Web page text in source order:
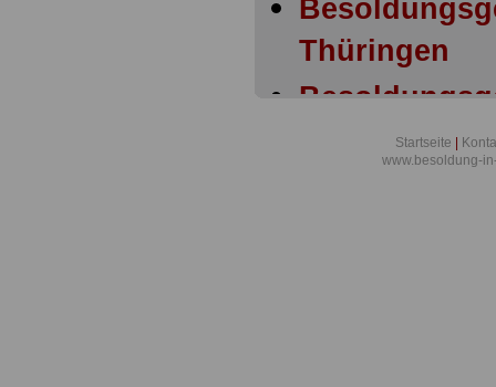
Thüringen
Thüringen
Startseite
www.besoldung-